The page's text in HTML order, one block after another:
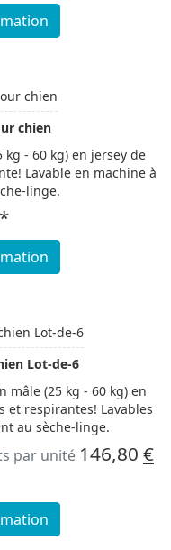
chien
- 60 kg) en jersey de
Lavable en machine à
linge.
Lot-de-6
mâle (25 kg - 60 kg) en
et respirantes! Lavables
au sèche-linge.
par unité 146,80 €